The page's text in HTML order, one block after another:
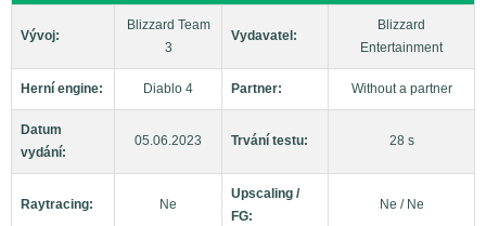
Vývoj:
Blizzard Team
3
Vydavatel:
Blizzard
Entertainment
Herní engine: Diablo 4 Partner: Without a partner
Datum
vydání:
05.06.2023 Trvání testu: 28 s
Raytracing: Ne
Upscaling /
FG:
Ne / Ne